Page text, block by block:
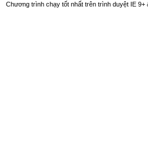
Chương trình chạy tốt nhất trên trình duyệt IE